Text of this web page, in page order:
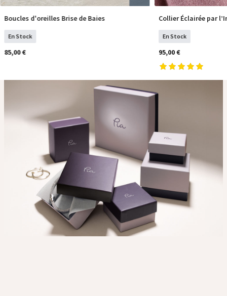
COMMANDER
Boucles d'oreilles Brise de Baies
En Stock
85,00 €
Collier Éclairée par
En Stock
95,00 €